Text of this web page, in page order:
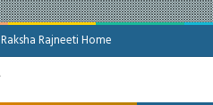
Raksha Rajneeti Home